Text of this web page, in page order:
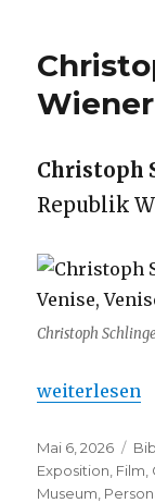
Christoph
Republik
Christoph
„Christoph
weiterlesen
Veröffentlicht
am
Mai 6, 2026
Exposition Film
Museum